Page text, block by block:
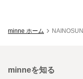
minne ホーム
minneを知る